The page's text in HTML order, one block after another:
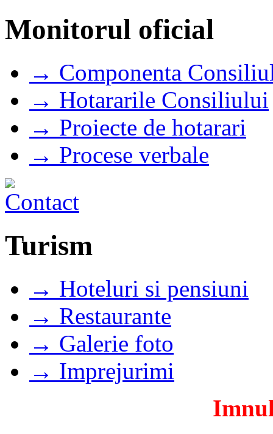
Monitorul oficial
→ Componenta
→ Hotararile Consiliului
→ Proiecte de hotarari
→ Procese verbale
Turism
→ Hoteluri si pensiuni
→ Restaurante
→ Galerie foto
→ Imprejurimi